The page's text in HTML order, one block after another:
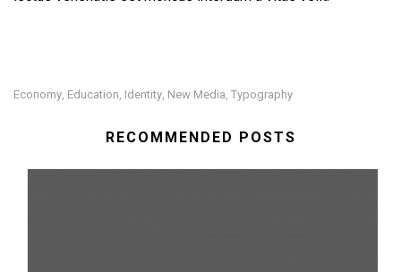
Economy, Education, Identity, New Media, Typography
RECOMMENDED POSTS